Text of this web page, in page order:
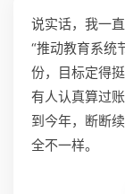
说实话，我一
“推动教育系统
份，目标定得
有人认真算过
到今年，断断
全不一样。